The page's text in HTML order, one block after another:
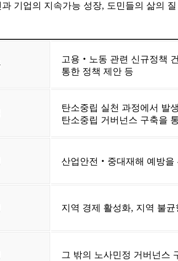
기업의 지속가능 성장, 도민들의 삶의
고용‧노동 관련 신규정책
통한 정책 제안 등
탄소중립 실천 과정에서 발
탄소중립 거버넌스 구축을
산업안전‧중대재해 예방을
지역 경제 활성화, 지역 불
그 밖의 노사민정 거버넌스